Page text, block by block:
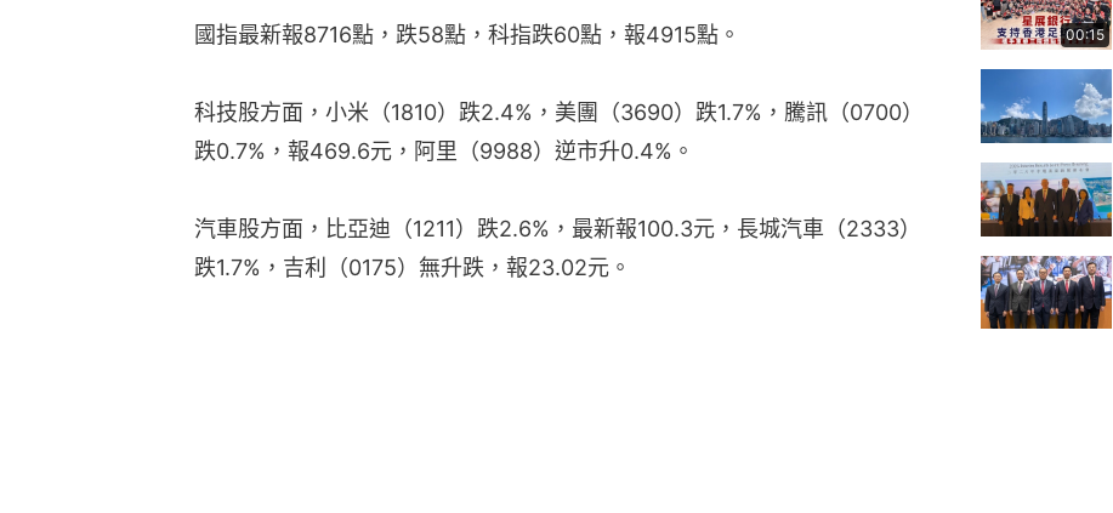
國指最新報8716點，跌58點，科指跌60點，報4915點。
科技股方面，小米（1810）跌2.4%，美團（3690）跌1.7%，騰訊（0700）
跌0.7%，報469.6元，阿里（9988）逆市升0.4%。
汽車股方面，比亞迪（1211）跌2.6%，最新報100.3元，長城汽車（2333）
跌1.7%，吉利（0175）無升跌，報23.02元。
00:15